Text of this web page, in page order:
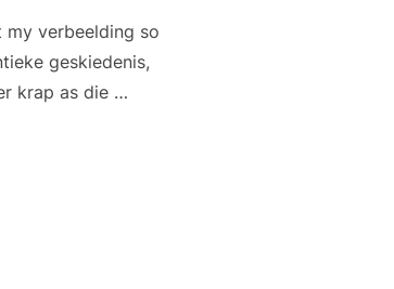
my verbeelding so
geskiedenis,
krap as die …